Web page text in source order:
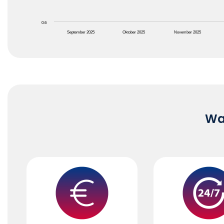
September 2025 Oktober 2025 November 2025
0.6